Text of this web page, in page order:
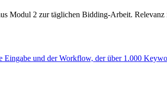
Modul 2 zur täglichen Bidding-Arbeit. Relevanz
und der Workflow, der über 1.000